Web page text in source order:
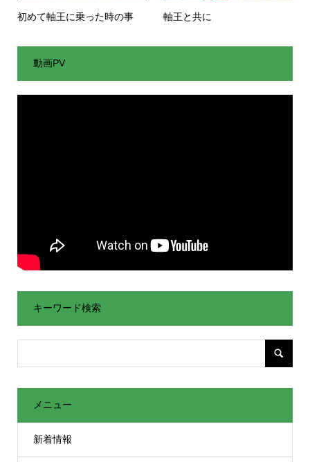
初めて軸王に乗った時の事 軸王と共に
動画PV
キーワード検索
メニュー
新着情報